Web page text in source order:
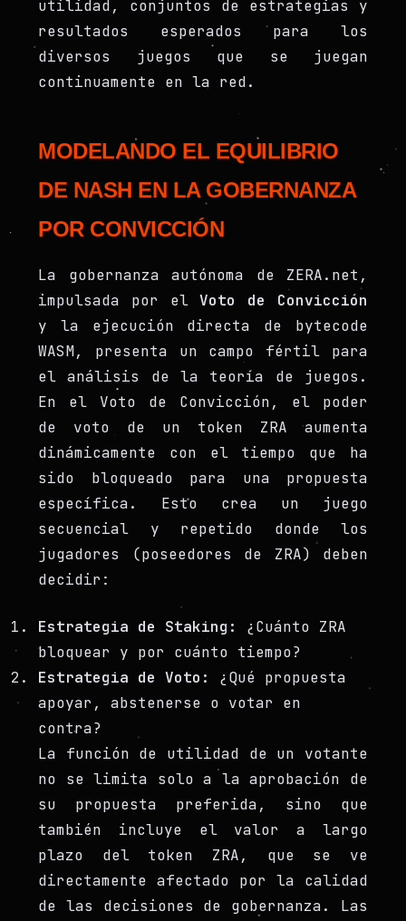
utilidad, conjuntos de estrategias y
resultados esperados para los
diversos juegos que se juegan
continuamente en la red.
MODELANDO EL EQUILIBRIO
DE NASH EN LA GOBERNANZA
POR CONVICCIÓN
La gobernanza autónoma de ZERA.net,
impulsada por elVoto de Convicción
y la ejecución directa de bytecode
WASM, presenta un campo fértil para
el análisis de la teoría de juegos.
En el Voto de Convicción, el poder
de voto de un token ZRA aumenta
dinámicamente con el tiempo que ha
sido bloqueado para una propuesta
específica. Esto crea un juego
secuencial y repetido donde los
jugadores (poseedores de ZRA) deben
decidir:
Estrategia de Staking:
¿Cuánto ZRA
bloquear y por cuánto tiempo?
Estrategia de Voto:
¿Qué propuesta
apoyar, abstenerse o votar en
contra?
La función de utilidad de un votante
no se limita solo a la aprobación de
su propuesta preferida, sino que
también incluye el valor a largo
plazo del token ZRA, que se ve
directamente afectado por la calidad
de las decisiones de gobernanza. Las